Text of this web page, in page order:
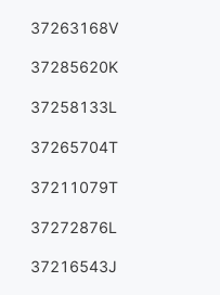
37263168V
37285620K
37258133L
37265704T
37211079T
37272876L
37216543J